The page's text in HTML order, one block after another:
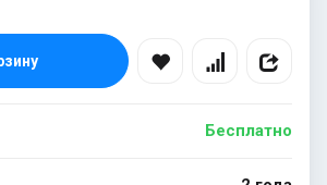
Бесплатно